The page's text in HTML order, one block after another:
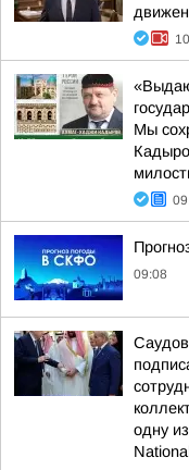
Мы
09:08
одну